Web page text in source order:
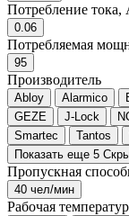
Потребление тока,
0.06
Потребляемая
95
Производитель
Abloy Alarmico
GEZE
J-Lock
Smartec
Tantos
Показать еще 5
Пропускная
40 чел/мин
Рабочая